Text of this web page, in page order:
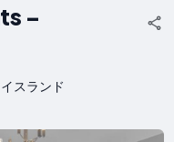
-
スランド